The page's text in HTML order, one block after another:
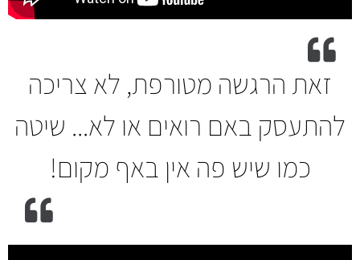
זאת הרגשה מטורפת, לא צריכה
להתעסק באם רואים או לא... שיטה
כמו שיש פה אין באף מקום!